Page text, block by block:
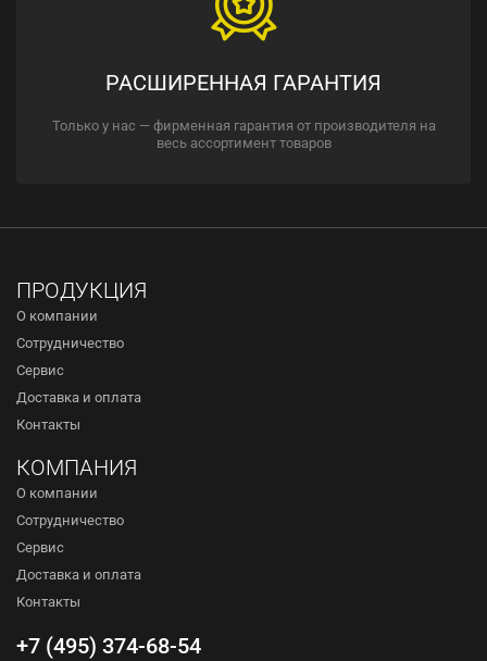
РАСШИРЕННАЯ ГАРАНТИЯ
Только у нас — фирменная гарантия от производителя на
весь ассортимент товаров
ПРОДУКЦИЯ
О компании
Сотрудничество
Сервис
Доставка и оплата
Контакты
КОМПАНИЯ
О компании
Сотрудничество
Сервис
Доставка и оплата
Контакты
+7 (495) 374-68-54